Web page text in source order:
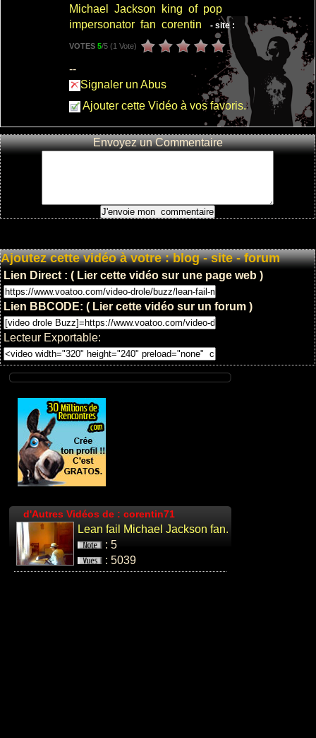
Michael
Jackson king of pop
impersonator fan corentin - site :
VOTES 5/5 (1 Vote)
--
Signaler un Abus
Ajouter cette Vidéo à vos favoris.
Envoyez un Commentaire
Ajoutez cette vidéo à votre : blog - site - forum
Lien Direct : ( Lier cette vidéo sur une page web )
Lien BBCODE: ( Lier cette vidéo sur un forum )
Lecteur Exportable:
d'Autres Vidéos de : corentin71
Lean fail Michael Jackson fan.
: 5
: 5039